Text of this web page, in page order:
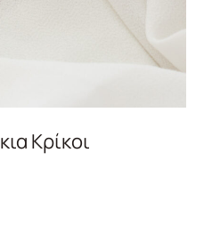
Κρίκοι